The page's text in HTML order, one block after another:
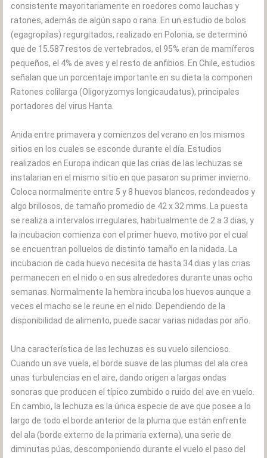
consistente mayoritariamente en roedores como lauchas y
ratones, además de algún sapo o rana. En un estudio de bolos
(egagropilas) regurgitados, realizado en Polonia, se determinó
que de 15.587 restos de vertebrados, el 95% eran de mamíferos
pequeños, el 4% de aves y el resto de anfibios. En Chile, estudios
señalan que un porcentaje importante en su dieta la componen
Ratones colilarga (Oligoryzomys longicaudatus), principales
portadores del virus Hanta.
Anida entre primavera y comienzos del verano en los mismos
sitios en los cuales se esconde durante el día. Estudios
realizados en Europa indican que las crias de las lechuzas se
instalarian en el mismo sitio en que pasaron su primer invierno.
Coloca normalmente entre 5 y 8 huevos blancos, redondeados y
algo brillosos, de tamaño promedio de 42 x 32 mms. La puesta
se realiza a intervalos irregulares, habitualmente de 2 a 3 dias, y
la incubacion comienza con el primer huevo, motivo por el cual
se encuentran polluelos de distinto tamaño en la nidada. La
incubacion de cada huevo necesita de hasta 34 dias y las crias
permanecen en el nido o en sus alrededores durante unas ocho
semanas. Normalmente la hembra incuba los huevos aunque a
veces el macho se le reune en el nido. Dependiendo de la
disponibilidad de alimento, puede sacar varias nidadas por año.
Una característica de las lechuzas es su vuelo silencioso.
Cuando un ave vuela, el borde suave de las plumas del ala crea
unas turbulencias en el aire, dando origen a largas ondas
sonoras que producen el típico zumbido o ruido del ave en vuelo.
En cambio, la lechuza es la única especie de ave que posee a lo
largo de todo el borde anterior de la pluma que están enfrente
del ala (borde externo de la primaria externa), una serie de
diminutas púas, descomponiendo durante el vuelo el paso del